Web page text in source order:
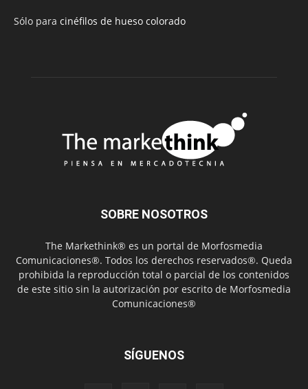
Sólo para cinéfilos de hueso colorado
SOBRE NOSOTROS
The Markethink® es un portal de Morfosmedia
Comunicaciones®. Todos los derechos reservados®. Queda
prohibida la reproducción total o parcial de los contenidos
de este sitio sin la autorización por escrito de Morfosmedia
Comunicaciones®
SÍGUENOS